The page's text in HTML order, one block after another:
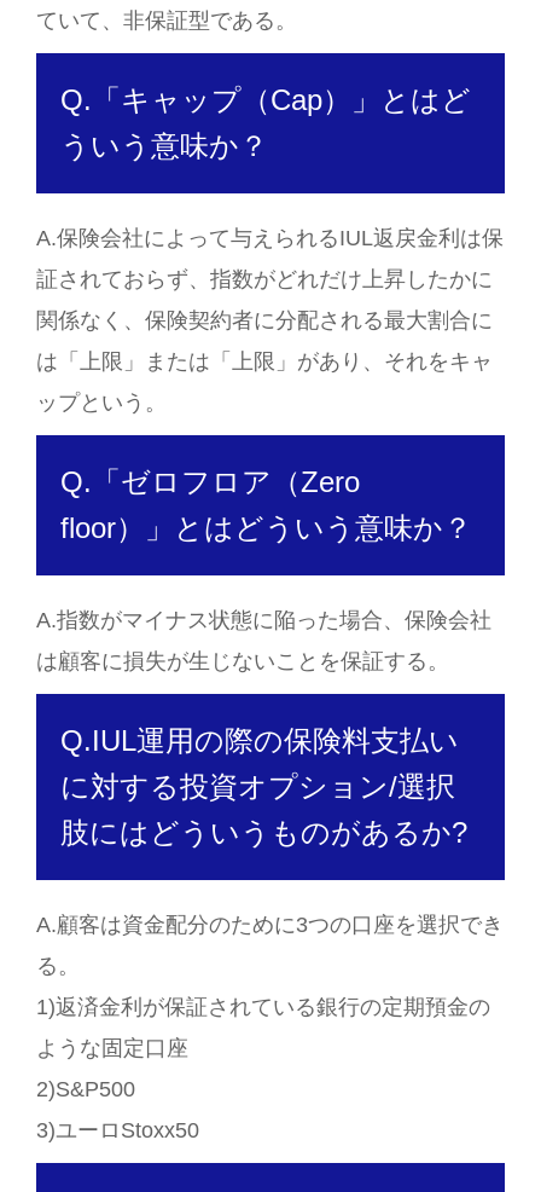
ていて、非保証型である。
Q.「キャップ（Cap）」とはど
ういう意味か？
A.保険会社によって与えられるIUL返戻金利は保
証されておらず、指数がどれだけ上昇したかに
関係なく、保険契約者に分配される最大割合に
は「上限」または「上限」があり、それをキャ
ップという。
Q.「ゼロフロア（Zero
floor）」とはどういう意味か？
A.指数がマイナス状態に陥った場合、保険会社
は顧客に損失が生じないことを保証する。
Q.IUL運用の際の保険料支払い
に対する投資オプション/選択
肢にはどういうものがあるか?
A.顧客は資金配分のために3つの口座を選択でき
る。
1)返済金利が保証されている銀行の定期預金の
ような固定口座
2)S&P500
3)ユーロStoxx50